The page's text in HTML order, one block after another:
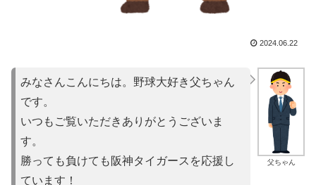
2024.06.22
父ちゃん
みなさんこんにちは。野球大好き父ちゃん
です。
いつもご覧いただきありがとうございま
す。
勝っても負けても阪神タイガースを応援し
ています！